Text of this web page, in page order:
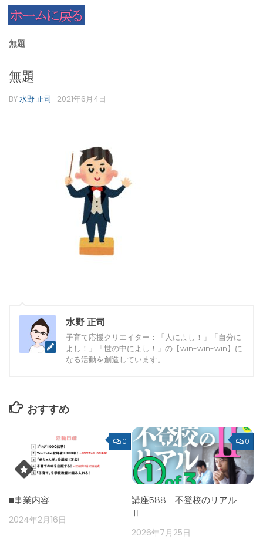
コンテンツへスキップ
無題
無題
BY水野 正司 · 2021年6月4日
水野 正司
子育て応援クリエイター：「人によし！」「自分に
よし！」「世の中によし！」の【win-win-win】に
なる活動を創造しています。
おすすめ
0
■事業内容
2024年2月16日
0
講座588 不登校のリアル
Ⅱ
2026年7月25日